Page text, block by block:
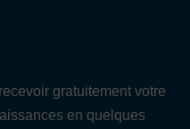
gratuitement votre
en quelques